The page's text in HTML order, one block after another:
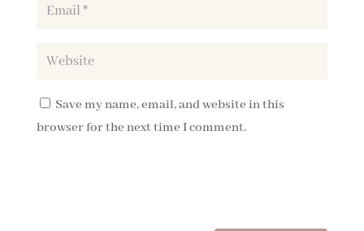
Save my name, email, and website in this
browser for the next time I comment.